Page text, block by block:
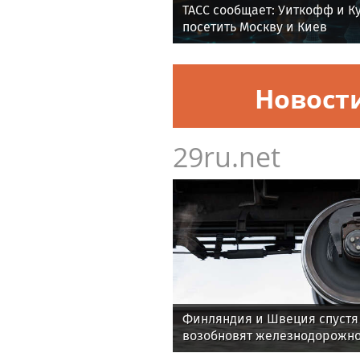
ТАСС сообщает: Уиткофф и
посетить Москву и Киев
29ru.net
Финляндия и Швеция спустя
возобновят